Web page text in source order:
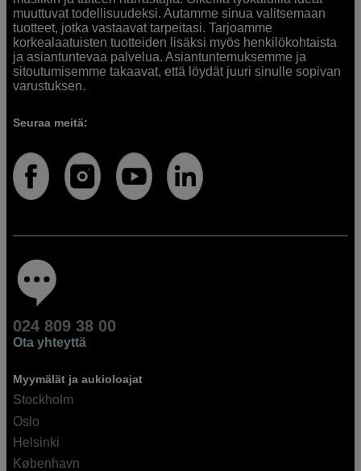
muuttuvat todellisuudeksi. Autamme sinua valitsemaan
tuotteet, jotka vastaavat tarpeitasi. Tarjoamme
korkealaatuisten tuotteiden lisäksi myös henkilökohtaista
ja asiantuntevaa palvelua. Asiantuntemuksemme ja
sitoutumisemme takaavat, että löydät juuri sinulle sopivan
varustuksen.
Seuraa meitä:
024 809 38 00
Ota yhteyttä
Myymälät ja aukioloajat
Stockholm
Oslo
Helsinki
København